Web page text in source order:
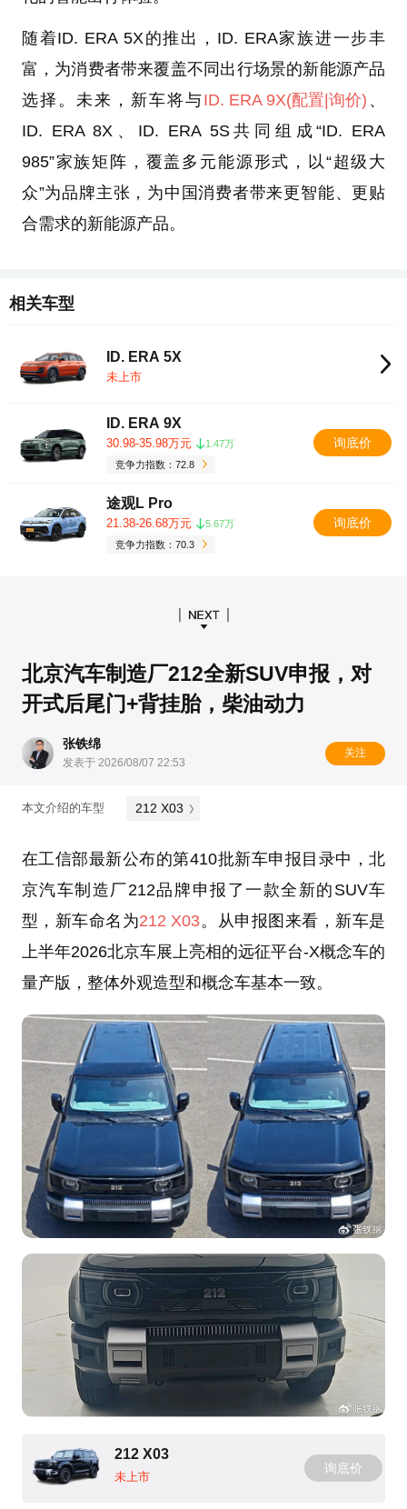
随着ID. ERA 5X的推出，ID. ERA家族进一步丰
富，为消费者带来覆盖不同出行场景的新能源产品
选择。未来，新车将与ID. ERA 9X(配置|询价) 、
ID. ERA 8X、ID. ERA 5S共同组成“ID. ERA
985”家族矩阵，覆盖多元能源形式，以“超级大
众”为品牌主张，为中国消费者带来更智能、更贴
合需求的新能源产品。
相关车型
ID. ERA 5X
未上市
ID. ERA 9X
30.98-35.98万元
1.47万
竞争力指数：72.8
询底价
途观L Pro
21.38-26.68万元
5.67万
竞争力指数：70.3
询底价
北京汽车制造厂212全新SUV申报，对
开式后尾门+背挂胎，柴油动力
张铁绵
发表于 2026/08/07 22:53
关注
本文介绍的车型 212 X03
在工信部最新公布的第410批新车申报目录中，北
京汽车制造厂212品牌申报了一款全新的SUV车
型，新车命名为212 X03。从申报图来看，新车是
上半年2026北京车展上亮相的远征平台-X概念车的
量产版，整体外观造型和概念车基本一致。
212 X03
未上市
询底价